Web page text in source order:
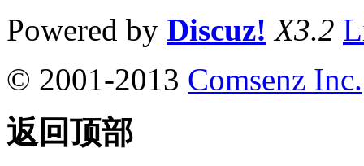
Powered by Discuz! X3.2
© 2001-2013 Comsenz Inc.
返回顶部